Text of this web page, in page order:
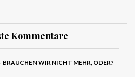
Kommentare
BRAUCHEN WIR NICHT MEHR, ODER?